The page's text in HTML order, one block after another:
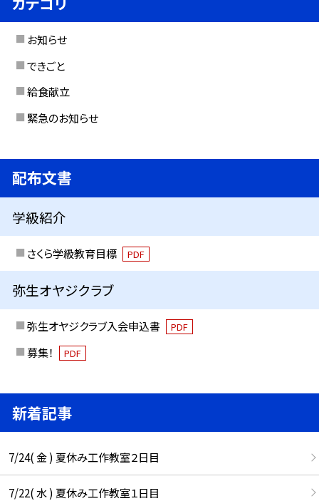
お知らせ
できごと
給食献立
緊急のお知らせ
配布文書
学級紹介
さくら学級教育目標 PDF
弥生オヤジクラブ
弥生オヤジクラブ入会申込書 PDF
募集！ PDF
新着記事
7/24( 金 ) 夏休み工作教室２日目
7/22( 水 ) 夏休み工作教室１日目